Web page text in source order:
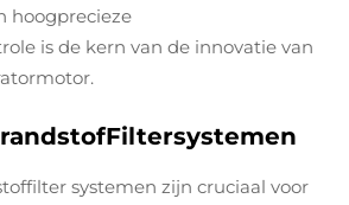
hoogprecieze
is de kern van de innovatie van
systemen zijn cruciaal voor